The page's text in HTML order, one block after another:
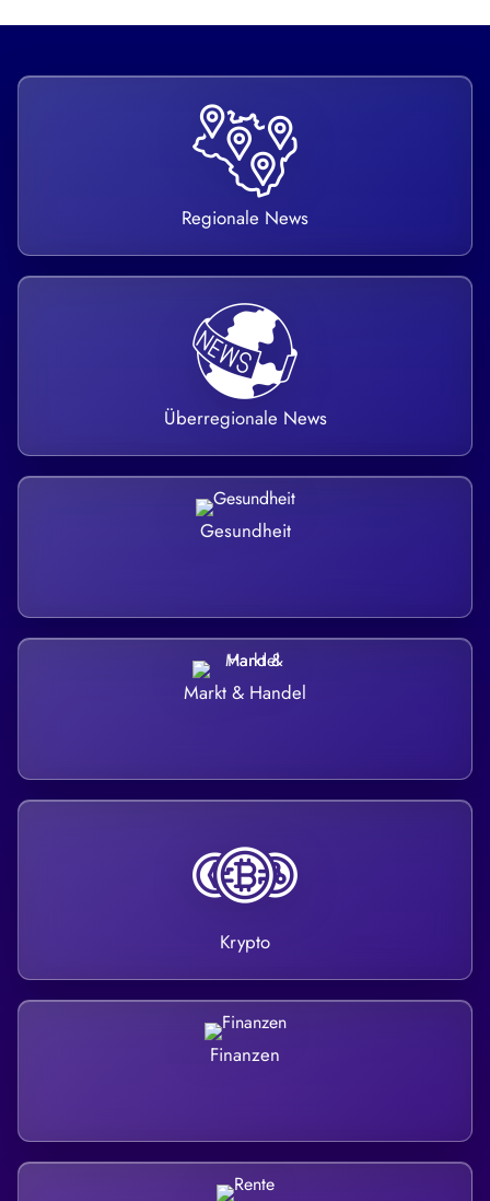
Regionale News
Überregionale News
Gesundheit
Markt & Handel
Krypto
Finanzen